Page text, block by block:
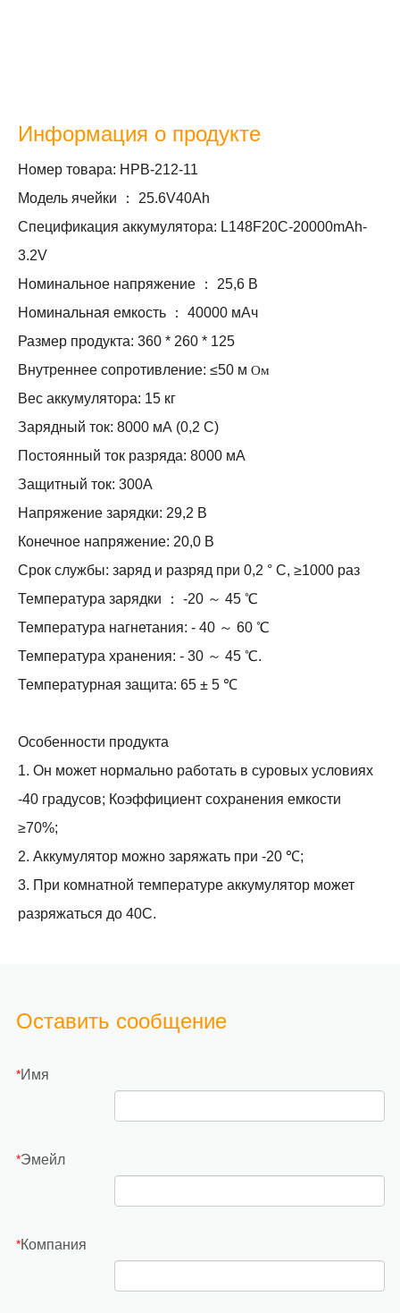
Информация о продукте
Номер товара: HPB-212-11
Модель ячейки ： 25.6V40Ah
Спецификация аккумулятора: L148F20C-20000mAh-
3.2V
Номинальное напряжение ： 25,6 В
Номинальная емкость ： 40000 мАч
Размер продукта: 360 * 260 * 125
Внутреннее сопротивление: ≤50 м Ом
Вес аккумулятора: 15 кг
Зарядный ток: 8000 мА (0,2 C)
Постоянный ток разряда: 8000 мА
Защитный ток: 300А
Напряжение зарядки: 29,2 В
Конечное напряжение: 20,0 В
Срок службы: заряд и разряд при 0,2 ° C, ≥1000 раз
Температура зарядки ： -20 ～ 45 ℃
Температура нагнетания: - 40 ～ 60 ℃
Температура хранения: - 30 ～ 45 ℃.
Температурная защита: 65 ± 5 ℃
Особенности продукта
1. Он может нормально работать в суровых условиях
-40 градусов; Коэффициент сохранения емкости
≥70%;
2. Аккумулятор можно заряжать при -20 ℃;
3. При комнатной температуре аккумулятор может
разряжаться до 40С.
Оставить сообщение
*Имя
*Эмейл
*Компания